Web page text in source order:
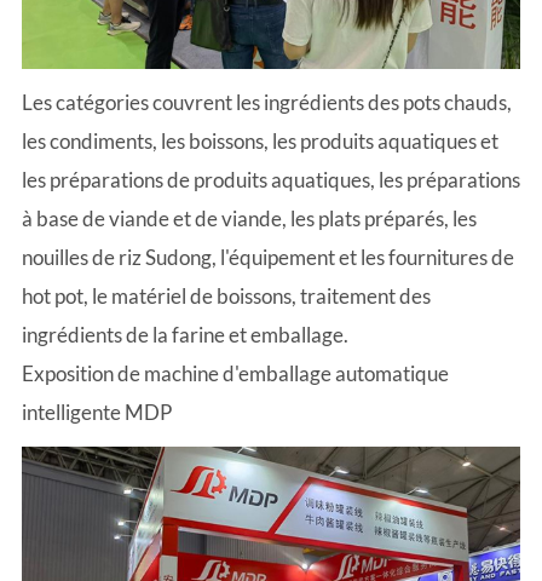
Les catégories couvrent les ingrédients des pots chauds,
les condiments, les boissons, les produits aquatiques et
les préparations de produits aquatiques, les préparations
à base de viande et de viande, les plats préparés, les
nouilles de riz Sudong, l'équipement et les fournitures de
hot pot, le matériel de boissons, traitement des
ingrédients de la farine et emballage.
Exposition de machine d'emballage automatique
intelligente MDP